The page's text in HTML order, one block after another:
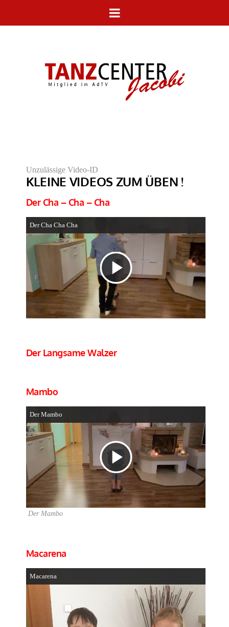
Unzulässige Video-ID
KLEINE VIDEOS ZUM ÜBEN !
Der Cha – Cha – Cha
Der Cha Cha Cha
Video
abspielen
Der Langsame Walzer
Mambo
Der Mambo
Video
abspielen
Der Mambo
Macarena
Macarena